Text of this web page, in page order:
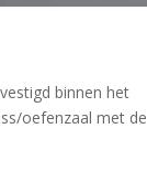
binnen het
oefenzaal met de